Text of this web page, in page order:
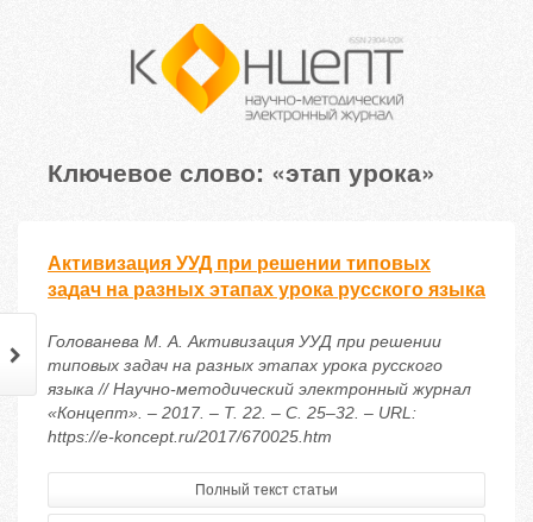
Ключевое слово: «этап урока»
Активизация УУД при решении типовых
задач на разных этапах урока русского языка
Голованева М. А. Активизация УУД при решении
типовых задач на разных этапах урока русского
языка // Научно-методический электронный журнал
«Концепт». – 2017. – Т. 22. – С. 25–32. – URL:
https://e-koncept.ru/2017/670025.htm
Полный текст статьи